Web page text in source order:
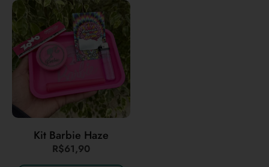
Kit Barbie Haze
R$61,90